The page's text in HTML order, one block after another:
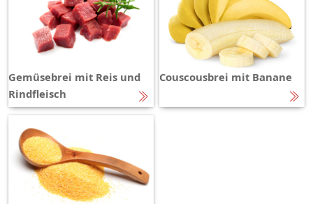
Gemüsebrei mit Reis und
Rindfleisch
Couscousbrei mit Banane